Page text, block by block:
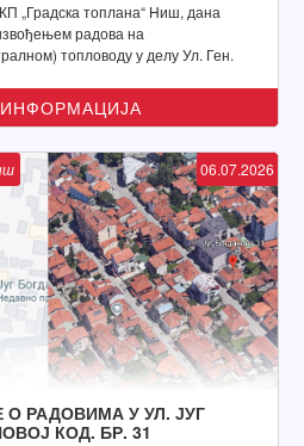
„Градска топлана“ Ниш, дана
радова на
топловоду у делу Ул. Ген.
06.07.2026
РАДОВИМА У УЛ. ЈУГ
КОД. БР. 31